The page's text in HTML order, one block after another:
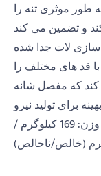
طور موثری تنه را
و تضمین می کند
لات جدا شده
قد های مختلف را
که مفصل شانه
برای تولید نیرو
ابعاد محصول: 1380*840*2270 میلی متر وزن: 169 کیلوگرم /